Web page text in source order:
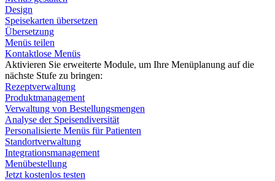
Design
Speisekarten übersetzen
Übersetzung
Menüs teilen
Kontaktlose Menüs
Aktivieren Sie erweiterte Module, um Ihre Menüplanung auf die
nächste Stufe zu bringen:
Rezeptverwaltung
Produktmanagement
Verwaltung von Bestellungsmengen
Analyse der Speisendiversität
Personalisierte Menüs für Patienten
Standortverwaltung
Integrationsmanagement
Menübestellung
Jetzt kostenlos testen